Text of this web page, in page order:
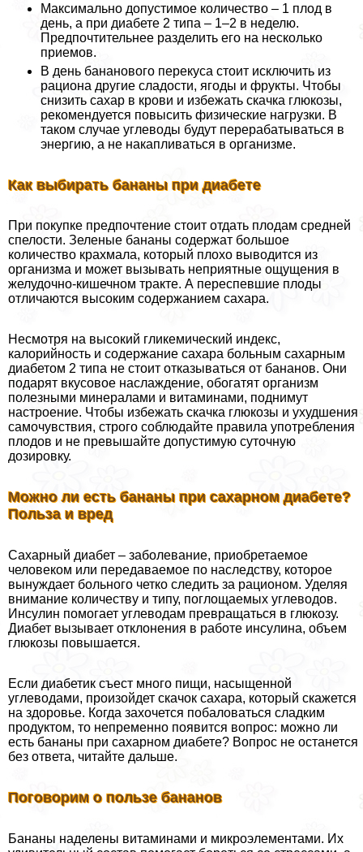
Максимально допустимое количество – 1 плод в
день, а при диабете 2 типа – 1–2 в неделю.
Предпочтительнее разделить его на несколько
приемов.
В день бананового перекуса стоит исключить из
рациона другие сладости, ягоды и фрукты. Чтобы
снизить сахар в крови и избежать скачка глюкозы,
рекомендуется повысить физические нагрузки. В
таком случае углеводы будут переpaбатываться в
энергию, а не накапливаться в организме.
Как выбирать бананы при диабете
При покупке предпочтение стоит отдать плодам средней
спелости. Зеленые бананы содержат большое
количество крахмала, который плохо выводится из
организма и может вызывать неприятные ощущения в
желудочно-кишечном тpaкте. А переспевшие плоды
отличаются высоким содержанием сахара.
Несмотря на высокий гликемический индекс,
калорийность и содержание сахара больным сахарным
диабетом 2 типа не стоит отказываться от бананов. Они
подарят вкусовое наслаждение, обогатят организм
полезными минералами и витаминами, поднимут
настроение. Чтобы избежать скачка глюкозы и ухудшения
самочувствия, строго соблюдайте правила употрeбления
плодов и не превышайте допустимую суточную
дозировку.
Можно ли есть бананы при сахарном диабете?
Польза и вред
Сахарный диабет – заболевание, приобретаемое
человеком или передаваемое по наследству, которое
вынуждает больного четко следить за рационом. Уделяя
внимание количеству и типу, поглощаемых углеводов.
Инсулин помогает углеводам превращаться в глюкозу.
Диабет вызывает отклонения в работе инсулина, объем
глюкозы повышается.
Если диабетик съест много пищи, насыщенной
углеводами, произойдет скачок сахара, который скажется
на здоровье. Когда захочется побаловаться сладким
продуктом, то непременно появится вопрос: можно ли
есть бананы при сахарном диабете? Вопрос не останется
без ответа, читайте дальше.
Поговорим о пользе бананов
Бананы наделены витаминами и микроэлементами. Их